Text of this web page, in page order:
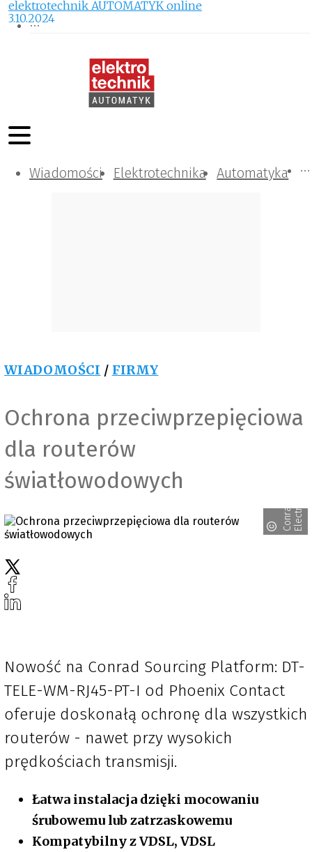
Wiadomości Elektrotechnika Automatyka
Komunikacja i IT
Kontrola
Tematy specjalne
WIADOMOŚCI / FIRMY
Ochrona przeciwprzepięciowa
dla routerów
światłowodowych
C
o
n
r
a
d
E
l
e
c
t
r
o
n
ic
elektrotechnik AUTOMATYK online
3.10.2024
Nowość na Conrad Sourcing Platform: DT-
TELE-WM-RJ45-PT-I od Phoenix Contact
oferuje doskonałą ochronę dla wszystkich
routerów - nawet przy wysokich
prędkościach transmisji.
Łatwa instalacja dzięki mocowaniu
śrubowemu lub zatrzaskowemu
Kompatybilny z VDSL, VDSL